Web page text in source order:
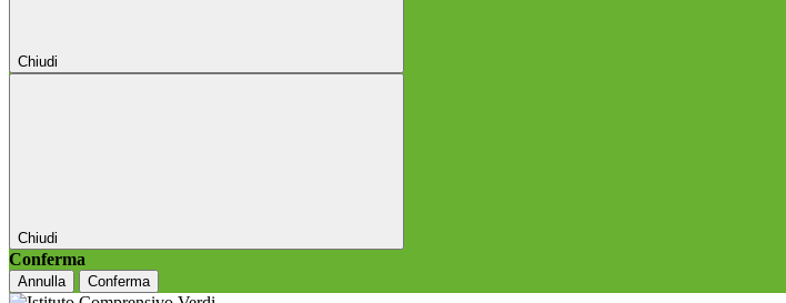
Chiudi
Chiudi
Conferma
Annulla Conferma